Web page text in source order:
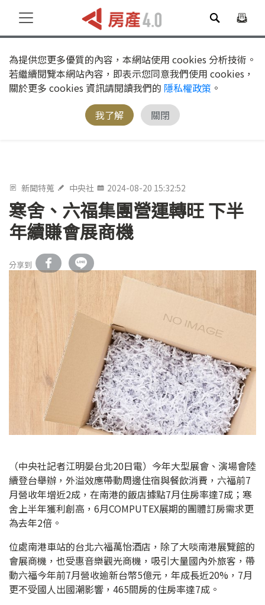
為提供您更多優質的內容，本網站使用 cookies 分析技術。
若繼續閱覽本網站內容，即表示您同意我們使用 cookies，
關於更多 cookies 資訊請閱讀我們的 隱私權政策 。
我了解
關閉
新聞特蒐 中央社 2024-08-20 15:32:52
寒舍、六福集團營運轉旺 下半
年續賺會展商機
分享到
（中央社記者江明晏台北20日電）今年大型展會、演場會陸
續登台舉辦，外溢效應帶動周邊住宿與餐飲消費，六福前7
月營收年增近2成，在南港的飯店據點7月住房率達7成；寒
舍上半年獲利創高，6月COMPUTEX展期的團體訂房需求更
為去年2倍。
位處南港車站的台北六福萬怡酒店，除了大啖南港展覽館的
會展商機，也受惠音樂觀光商機，吸引大量國內外旅客，帶
動六福今年前7月營收逾新台幣5億元，年成長近20%，7月
更不受國人出國潮影響，465間房的住房率達7成。